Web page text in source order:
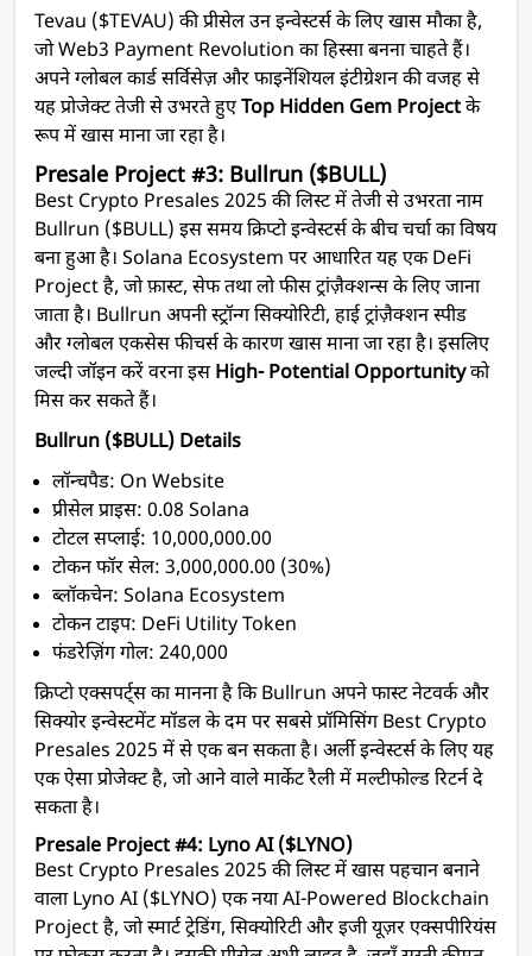
Tevau ($TEVAU) की प्रीसेल उन इन्वेस्टर्स के लिए खास मौका है,
जो Web3 Payment Revolution का हिस्सा बनना चाहते हैं।
अपने ग्लोबल कार्ड सर्विसेज़ और फाइनेंशियल इंटीग्रेशन की वजह से
यह प्रोजेक्ट तेजी से उभरते हुएTop Hidden Gem Projectके
रूप में खास माना जा रहा है।
Presale Project #3: Bullrun ($BULL)
Best Crypto Presales 2025 की लिस्ट में तेजी से उभरता नाम
Bullrun ($BULL) इस समय क्रिप्टो इन्वेस्टर्स के बीच चर्चा का विषय
बना हुआ है। Solana Ecosystem पर आधारित यह एक DeFi
Project है, जो फ़ास्ट, सेफ तथा लो फीस ट्रांज़ैक्शन्स के लिए जाना
जाता है। Bullrun अपनी स्ट्रॉन्ग सिक्योरिटी, हाई ट्रांज़ैक्शन स्पीड
और ग्लोबल एकसेस फीचर्स के कारण खास माना जा रहा है। इसलिए
जल्दी जॉइन करें वरना इस High- Potential Opportunityको
मिस कर सकते हैं।
Bullrun ($BULL) Details
लॉन्चपैड: On Website
प्रीसेल प्राइस: 0.08 Solana
टोटल सप्लाई: 10,000,000.00
टोकन फॉर सेल: 3,000,000.00 (30%)
ब्लॉकचेन: Solana Ecosystem
टोकन टाइप: DeFi Utility Token
फंडरेज़िंग गोल: 240,000
क्रिप्टो एक्सपर्ट्स का मानना है कि Bullrun अपने फास्ट नेटवर्क और
सिक्योर इन्वेस्टमेंट मॉडल के दम पर सबसे प्रॉमिसिंग Best Crypto
Presales 2025 में से एक बन सकता है। अर्ली इन्वेस्टर्स के लिए यह
एक ऐसा प्रोजेक्ट है, जो आने वाले मार्केट रैली में मल्टीफोल्ड रिटर्न दे
सकता है।
Presale Project #4: Lyno AI ($LYNO)
Best Crypto Presales 2025 की लिस्ट में खास पहचान बनाने
वाला Lyno AI ($LYNO) एक नया AI-Powered Blockchain
Project है, जो स्मार्ट ट्रेडिंग, सिक्योरिटी और इजी यूज़र एक्सपीरियंस